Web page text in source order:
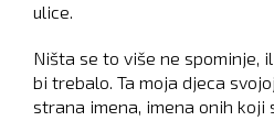
ulice.
Ništa se to više ne spominje,
bi trebalo. Ta moja djeca
strana imena, imena onih koji